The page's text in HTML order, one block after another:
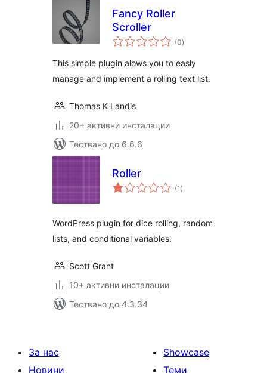
Fancy Roller
Scroller
(0общо
оценки
)
This simple plugin alows you to easly
manage and implement a rolling text list.
Thomas K Landis
20+ активни инсталации
Тествано до 6.6.6
Roller
(1 общо
оценки
)
WordPress plugin for dice rolling, random
lists, and conditional variables.
Scott Grant
10+ активни инсталации
Тествано до 4.3.34
За нас
Новини
Showcase
Теми